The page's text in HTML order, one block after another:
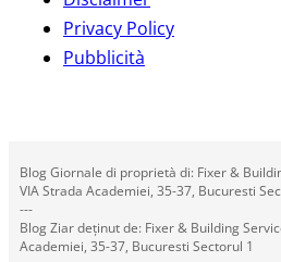
Privacy Policy
Pubblicità
Blog Giornale di proprietà di: Fixer &
VIA Strada Academiei, 35-37, Bucuresti
---
Blog Ziar deținut de: Fixer & Building
Academiei, 35-37, Bucuresti Sectorul 1